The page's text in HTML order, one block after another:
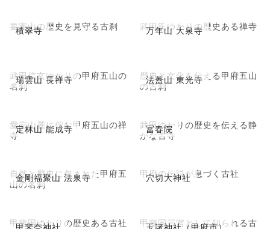
積翠寺
要害山の歴史を見守る古刹 万年山 大泉寺
武田氏ゆかりの歴史ある禅寺
瑞雲山 長禅寺
武田信玄ゆかりの甲府五山の
名刹
法蓋山 東光寺
歴史と文化を伝える甲府五山
の古刹
定林山 能成寺
愛宕山麓に佇む甲府五山の禅
寺
冨春院
武田ゆかりの歴史を伝える静
かな古寺
金剛福聚山 法泉寺
自然と歴史に包まれた甲府五
山の名刹
穴切大神社
甲府の伝説が息づく古社
甲斐奈神社
甲斐国ゆかりの歴史ある古社
玉諸神社（甲府市）
甲斐国三宮として知られる古